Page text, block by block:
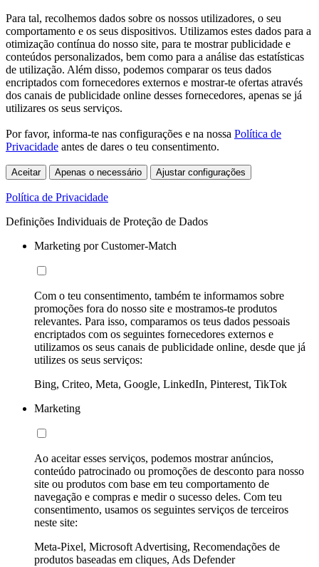
Para tal, recolhemos dados sobre os nossos utilizadores, o seu
comportamento e os seus dispositivos. Utilizamos estes dados para a
otimização contínua do nosso site, para te mostrar publicidade e
conteúdos personalizados, bem como para a análise das estatísticas
de utilização. Além disso, podemos comparar os teus dados
encriptados com fornecedores externos e mostrar-te ofertas através
dos canais de publicidade online desses fornecedores, apenas se já
utilizares os seus serviços.
Por favor, informa-te nas configurações e na nossa Política de
Privacidade antes de dares o teu consentimento.
Aceitar Apenas o necessário Ajustar configurações
Política de Privacidade
Definições Individuais de Proteção de Dados
Marketing por Customer-Match
Com o teu consentimento, também te informamos sobre
promoções fora do nosso site e mostramos-te produtos
relevantes. Para isso, comparamos os teus dados pessoais
encriptados com os seguintes fornecedores externos e
utilizamos os seus canais de publicidade online, desde que já
utilizes os seus serviços:
Bing, Criteo, Meta, Google, LinkedIn, Pinterest, TikTok
Marketing
Ao aceitar esses serviços, podemos mostrar anúncios,
conteúdo patrocinado ou promoções de desconto para nosso
site ou produtos com base em teu comportamento de
navegação e compras e medir o sucesso deles. Com teu
consentimento, usamos os seguintes serviços de terceiros
neste site:
Meta-Pixel, Microsoft Advertising, Recomendações de
produtos baseadas em cliques, Ads Defender